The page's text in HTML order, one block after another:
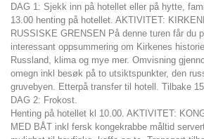
DAG 1: Sjekk inn på hotellet eller på hytte,
13.00 henting på hotellet. AKTIVITET:
RUSSISKE GRENSEN På denne turen får du
interessant oppsummering om Kirkenes
Russland, klima og mye mer. Omvisning
omegn inkl besøk på to utsiktspunkter, den
gruvebyen. Etterpå transfer til hotell. Tilbake
DAG 2: Frokost.
Henting på hotellet kl 10.00. AKTIVITET:
MED BÅT inkl fersk kongekrabbe måltid